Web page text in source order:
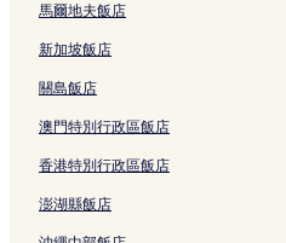
馬爾地夫飯店
新加坡飯店
關島飯店
澳門特別行政區飯店
香港特別行政區飯店
澎湖縣飯店